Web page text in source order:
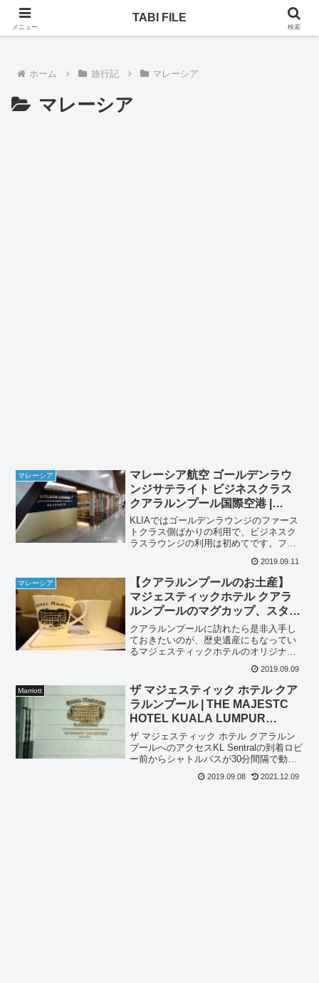
乗りヒコーキ、ホテル、一人旅。次はどんな旅になるのか！
ホーム 旅行記 マレーシア
マレーシア
マレーシア
マレーシア航空 ゴールデンラウ
ンジサテライト ビジネスクラス
クアラルンプール国際空港 |
Malaysia Airlines Golden
Lounge SATELLITE Business
Class at KUL
KLIAではゴールデンラウンジのファース
トクラス側ばかりの利用で、ビジネスク
ラスラウンジの利用は初めてです。ファ
がら、ビジネスクラスラウンジを楽しみ
たいと思います。マレーシア航空 ゴール
デンラウンジサテラ...
2019.09.11
マレーシア
【クアラルンプールのお土産】
マジェスティックホテル クアラ
ルンプールのマグカップ、スター
バックスマレーシアの限定グッズ
クアラルンプールに訪れたら是非入手し
ておきたいのが、歴史遺産にもなってい
るマジェスティックホテルのオリジナル
ルでのアフタヌーンティーのついでに、
ゲットしておくと良いでしょう。独特な
形状のマジェスティックホ...
2019.09.09
Marriott
ザ マジェスティック ホテル クア
ラルンプール | THE MAJESTC
HOTEL KUALA LUMPUR
AUTOGRAPH COLLECTION
ザ マジェスティック ホテル クアラルン
プールへのアクセスKL Sentralの到着ロビ
ー前からシャトルバスが30分間隔で動い
TAXI利用でも5分くらいで到着します。
2019.09.08 2021.12.09
メニュー
TABI FILE
検索